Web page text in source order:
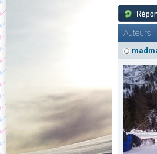
Auteurs